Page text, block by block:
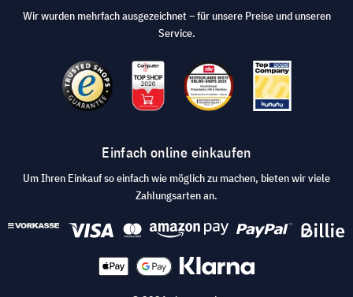
Wir wurden mehrfach ausgezeichnet – für unsere Preise und unseren
Service.
Einfach online einkaufen
Um Ihren Einkauf so einfach wie möglich zu machen, bieten wir viele
Zahlungsarten an.